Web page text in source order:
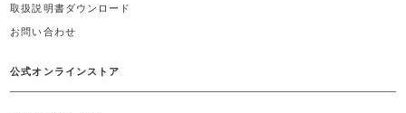
取扱説明書ダウンロード
お問い合わせ
公式オンラインストア